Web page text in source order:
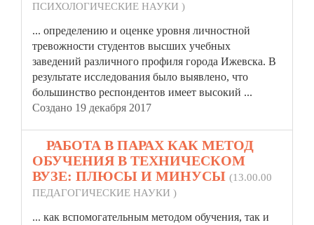
ПСИХОЛОГИЧЕСКИЕ НАУКИ )
... определению и оценке уровня личностной
тревожности студентов высших учебных
заведений различного профиля города Ижевска. В
результате исследования было выявлено, что
большинство респондентов имеет высокий ...
Создано 19 декабря 2017
РАБОТА В ПАРАХ КАК МЕТОД
ОБУЧЕНИЯ В ТЕХНИЧЕСКОМ
ВУЗЕ: ПЛЮСЫ И МИНУСЫ (13.00.00
ПЕДАГОГИЧЕСКИЕ НАУКИ )
... как вспомогательным методом обучения, так и